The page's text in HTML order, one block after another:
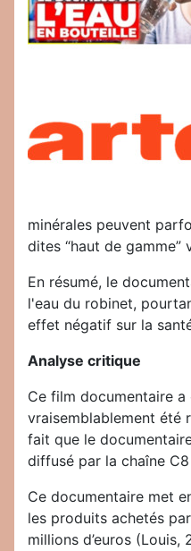
minérales peuvent
dites “haut de
En résumé, le
l'eau du robinet,
effet négatif sur la
Analyse critique
Ce film documentaire
vraisemblablement été
fait que le
diffusé par la chaîne
Ce documentaire met
les produits achetés
millions d’euros